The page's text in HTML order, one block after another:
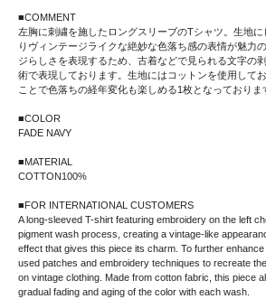
■COMMENT
左胸に刺繍を施したロングスリーブのTシャツ。生地
りヴィンテージライクな絶妙な色落ち感の表情が魅力
ジらしさを表現するため、古着などで見られる文字の
術で表現しております。生地にはコットンを使用して
ことで色落ちの経年変化も楽しめる1枚となっておりま
■COLOR
FADE NAVY
■MATERIAL
COTTON100%
■FOR INTERNATIONAL CUSTOMERS
A long-sleeved T-shirt featuring embroidery on the left
pigment wash process, creating a vintage-like
effect that gives this piece its charm. To further
used patches and embroidery techniques to recreate
on vintage clothing. Made from cotton fabric, this piece
gradual fading and aging of the color with each wash.